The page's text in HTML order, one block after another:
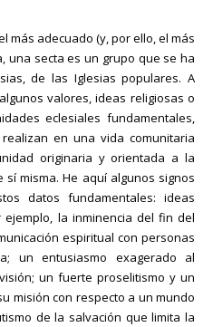
más adecuado (y, por ello, el más
una secta es un grupo que se ha
de las Iglesias populares. A
valores, ideas religiosas o
eclesiales fundamentales,
en una vida comunitaria
originaria y orientada a la
misma. He aquí algunos signos
datos fundamentales: ideas
la inminencia del fin del
espiritual con personas
un entusiasmo exagerado al
un fuerte proselitismo y un
misión con respecto a un mundo
de la salvación que limita la